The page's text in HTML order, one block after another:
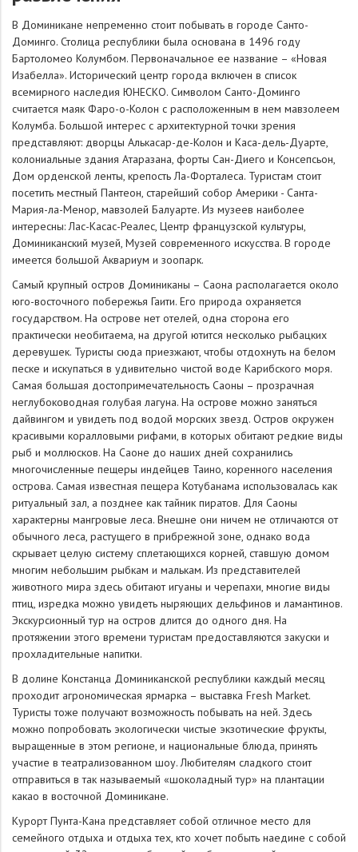
В Доминикане непременно стоит побывать в городе Санто-
Доминго. Столица республики была основана в 1496 году
Бартоломео Колумбом. Первоначальное ее название – «Новая
Изабелла». Исторический центр города включен в список
всемирного наследия ЮНЕСКО. Символом Санто-Доминго
считается маяк Фаро-о-Колон с расположенным в нем мавзолеем
Колумба. Большой интерес с архитектурной точки зрения
представляют: дворцы Aлькaсap-дe-Koлoн и Каса-дель-Дуарте,
колониальные здания Атаразана, форты Сан-Диего и Консепсьон,
Дом орденской ленты, крепость Ла-Форталеса. Туристам стоит
посетить местный Пантеон, старейший собор Америки - Санта-
Мария-ла-Менор, мавзолей Балуарте. Из музеев наиболее
интересны: Лас-Касас-Реалес, Центр французской культуры,
Доминиканский музей, Музей современного искусства. В городе
имеется большой Аквариум и зоопарк.
Самый крупный остров Доминиканы – Саона располагается около
юго-восточного побережья Гаити. Его природа охраняется
государством. На острове нет отелей, одна сторона его
практически необитаема, на другой ютится несколько рыбацких
деревушек. Туристы сюда приезжают, чтобы отдохнуть на белом
песке и искупаться в удивительно чистой воде Карибского моря.
Самая большая достопримечательность Саоны – прозрачная
неглубоководная голубая лагуна. На острове можно заняться
дайвингом и увидеть под водой морских звезд. Остров окружен
красивыми коралловыми рифами, в которых обитают редкие виды
рыб и моллюсков. На Саоне до наших дней сохранились
многочисленные пещеры индейцев Таино, коренного населения
острова. Самая известная пещера Котубанама использовалась как
ритуальный зал, а позднее как тайник пиратов. Для Саоны
характерны мангровые леса. Внешне они ничем не отличаются от
обычного леса, растущего в прибрежной зоне, однако вода
скрывает целую систему сплетающихся корней, ставшую домом
многим небольшим рыбкам и малькам. Из представителей
животного мира здесь обитают игуаны и черепахи, многие виды
птиц, изредка можно увидеть ныряющих дельфинов и ламантинов.
Экскурсионный тур на остров длится до одного дня. На
протяжении этого времени туристам предоставляются закуски и
прохладительные напитки.
В долине Констанца Доминиканской республики каждый месяц
проходит агрономическая ярмарка – выставка Fresh Market.
Туристы тоже получают возможность побывать на ней. Здесь
можно попробовать экологически чистые экзотические фрукты,
выращенные в этом регионе, и национальные блюда, принять
участие в театрализованном шоу. Любителям сладкого стоит
отправиться в так называемый «шоколадный тур» на плантации
какао в восточной Доминикане.
Курорт Пунта-Кана представляет собой отличное место для
семейного отдыха и отдыха тех, кто хочет побыть наедине с собой